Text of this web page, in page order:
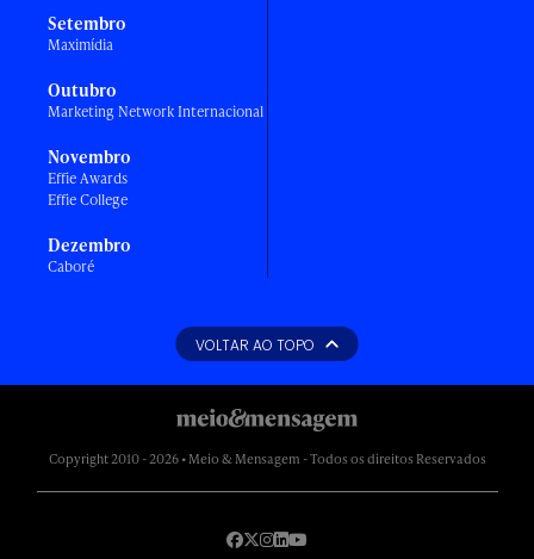
Setembro
Maximídia
Outubro
Marketing Network Internacional
Novembro
Effie Awards
Effie College
Dezembro
Caboré
VOLTAR AO TOPO
Copyright 2010 - 2026 • Meio & Mensagem - Todos os direitos Reservados